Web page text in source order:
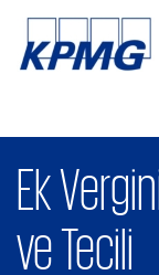
Ek
ve Tecili